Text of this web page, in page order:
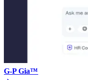
G-P Gia™​​